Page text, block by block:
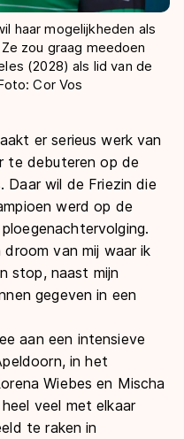
haar mogelijkheden als
zou graag meedoen
(2028) als lid van de
Cor Vos
er serieus werk van
te debuteren op de
Daar wil de Friezin die
werd op de
van mij waar ik
stop, naast mijn
gegeven in een
aan een intensieve
in het
Wiebes en Mischa
veel met elkaar
te raken in